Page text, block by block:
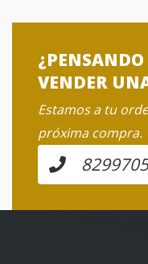
VENDER
Estamos a tu
próxima compra.